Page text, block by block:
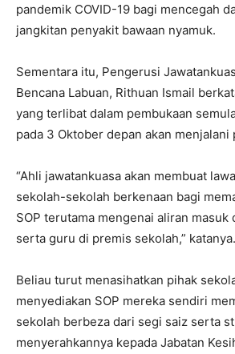
pandemik COVID-19 bagi mencegah
jangkitan penyakit bawaan nyamuk.
Sementara itu, Pengerusi
Bencana Labuan, Rithuan Ismail
yang terlibat dalam pembukaan
pada 3 Oktober depan akan menjalani
“Ahli jawatankuasa akan membuat
sekolah-sekolah berkenaan bagi
SOP terutama mengenai aliran masuk
serta guru di premis sekolah,” katanya.
Beliau turut menasihatkan pihak
menyediakan SOP mereka sendiri
sekolah berbeza dari segi saiz serta
menyerahkannya kepada Jabatan